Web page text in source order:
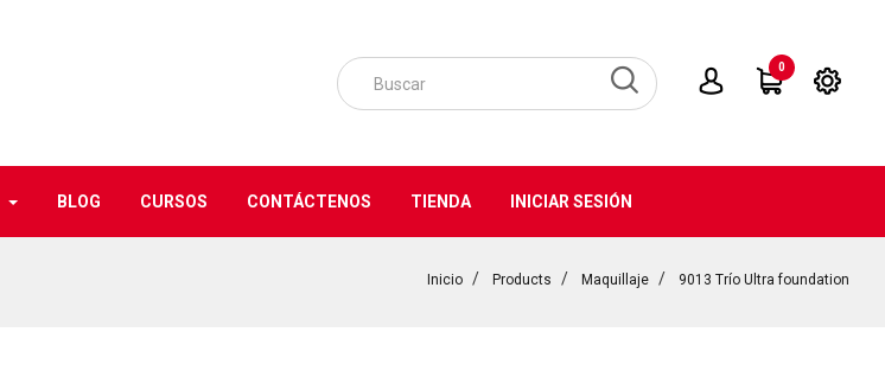
0
BLOG CURSOS CONTÁCTENOS TIENDA INICIAR SESIÓN
Inicio Products Maquillaje 9013 Trío Ultra foundation